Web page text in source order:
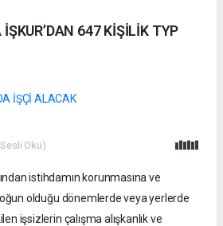
647 KİŞİLİK TYP
Oku)
istihdamın korunmasına ve
olduğu dönemlerde veya yerlerde
işsizlerin çalışma alışkanlık ve